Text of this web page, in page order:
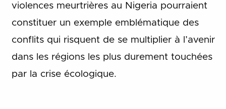
violences meurtrières au Nigeria pourraient
constituer un exemple emblématique des
conflits qui risquent de se multiplier à l’avenir
dans les régions les plus durement touchées
par la crise écologique.